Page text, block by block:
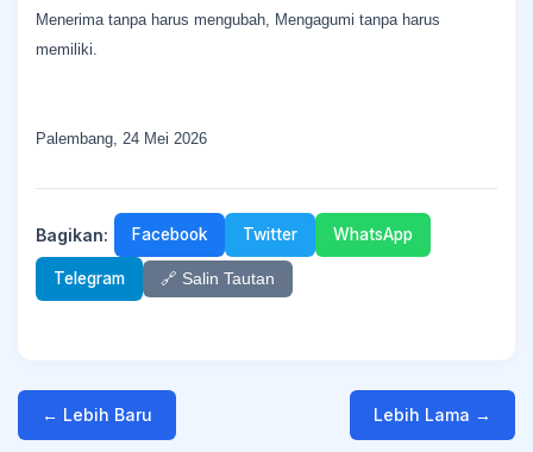
Menerima tanpa harus mengubah, Mengagumi tanpa harus
memiliki.
Palembang, 24 Mei 2026
Bagikan: Facebook Twitter WhatsApp
Telegram 🔗 Salin Tautan
← Lebih Baru Lebih Lama →